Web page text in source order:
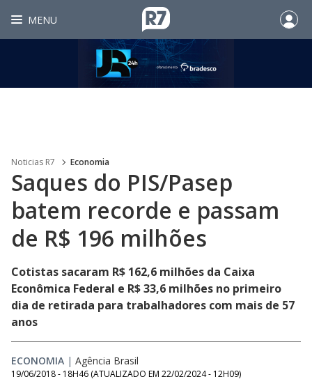
MENU
Noticias R7 Economia
Saques do PIS/Pasep
batem recorde e passam
de R$ 196 milhões
Cotistas sacaram R$ 162,6 milhões da Caixa
Econômica Federal e R$ 33,6 milhões no primeiro
dia de retirada para trabalhadores com mais de 57
anos
ECONOMIA | Agência Brasil
19/06/2018 - 18H46 (ATUALIZADO EM 22/02/2024 - 12H09)